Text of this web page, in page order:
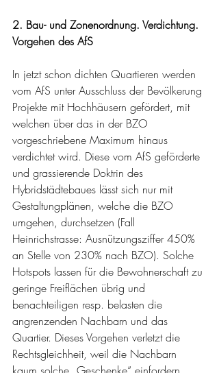
2. Bau- und Zonenordnung. Verdichtung.
Vorgehen des AfS
In jetzt schon dichten Quartieren werden
vom AfS unter Ausschluss der Bevölkerung
Projekte mit Hochhäusern gefördert, mit
welchen über das in der BZO
vorgeschriebene Maximum hinaus
verdichtet wird. Diese vom AfS geförderte
und grassierende Doktrin des
Hybridstädtebaues lässt sich nur mit
Gestaltungplänen, welche die BZO
umgehen, durchsetzen (Fall
Heinrichstrasse: Ausnützungsziffer 450%
an Stelle von 230% nach BZO). Solche
Hotspots lassen für die Bewohnerschaft zu
geringe Freiflächen übrig und
benachteiligen resp. belasten die
angrenzenden Nachbarn und das
Quartier. Dieses Vorgehen verletzt die
Rechtsgleichheit, weil die Nachbarn